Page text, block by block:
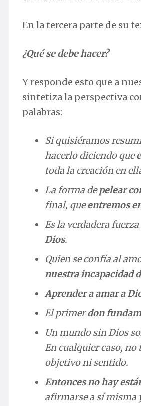
En la tercera parte de su
¿Qué se debe hacer?
Y responde esto que a
sintetiza la perspectiva
palabras:
Si quisiéramos
hacerlo diciendo que
toda la creación en
La forma depelear
final, queentremos
Es la verdadera
Dios.
Quien se confía al
nuestra incapacidad
Aprender a amar a
El primerdon
Un mundo sin Dios
En cualquier caso,
objetivo ni sentido.
Entonces no hay
afirmarse a sí misma